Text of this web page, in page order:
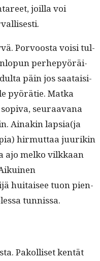
joil­la voi
Por­voos­ta voisi tul­
per­hep­yöräi­
päin jos saataisi­
pyörätie. Mat­ka
seu­raa­vana
Ainakin lapsia(ja
hir­mut­taa juurikin
ajo melko vilkkaan
huitaisee tuon pien­
tunnissa.
Pakolliset kentät